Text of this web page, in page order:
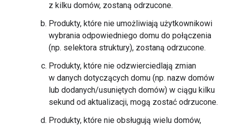
z kilku domów, zostaną odrzucone.
Produkty, które nie umożliwiają użytkownikowi
wybrania odpowiedniego domu do połączenia
(np. selektora struktury), zostaną odrzucone.
Produkty, które nie odzwierciedlają zmian
w danych dotyczących domu (np. nazw domów
lub dodanych/usuniętych domów) w ciągu kilku
sekund od aktualizacji, mogą zostać odrzucone.
Produkty, które nie obsługują wielu domów,